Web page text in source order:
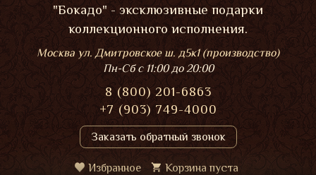
"Бокадо" - эксклюзивные подарки
коллекционного исполнения.
Москва ул. Дмитровское ш. д5к1 (производство)
Пн-Сбс 11:00 до 20:00
8 (800) 201-6863
+7 (903) 749-4000
Заказать обратный звонок
Избранное Корзина пуста